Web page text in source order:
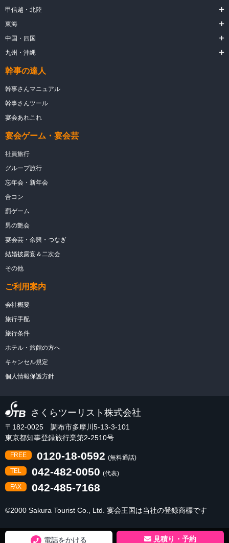
甲信越・北陸
東海
中国・四国
九州・沖縄
幹事の達人
幹事さんマニュアル
幹事さんツール
宴会あれこれ
宴会ゲーム・宴会芸
社員旅行
グループ旅行
忘年会・新年会
合コン
罰ゲーム
男の艶会
宴会芸・余興・つなぎ
結婚披露宴＆二次会
その他
ご利用案内
会社概要
旅行手配
旅行条件
ホテル・旅館の方へ
キャンセル規定
個人情報保護方針
さくらツーリスト株式会社
〒182-0025 調布市多摩川5-13-3-101
東京都知事登録旅行業第2-2510号
FREE 0120-18-0592 (無料通話)
TEL
042-482-0050 (代表)
FAX
042-485-7168
©2000 Sakura Tourist Co., Ltd. 宴会王国は当社の登録商標です
電話をかける